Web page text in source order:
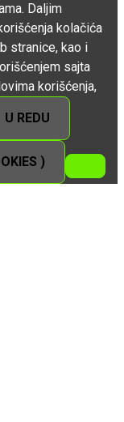
Daljim
kolačića
stranice, kao i
sajta
korišćenja,
U REDU
)